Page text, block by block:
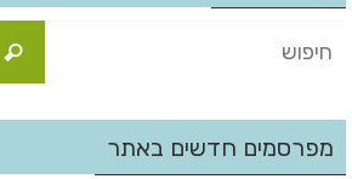
מפרסמים חדשים באתר